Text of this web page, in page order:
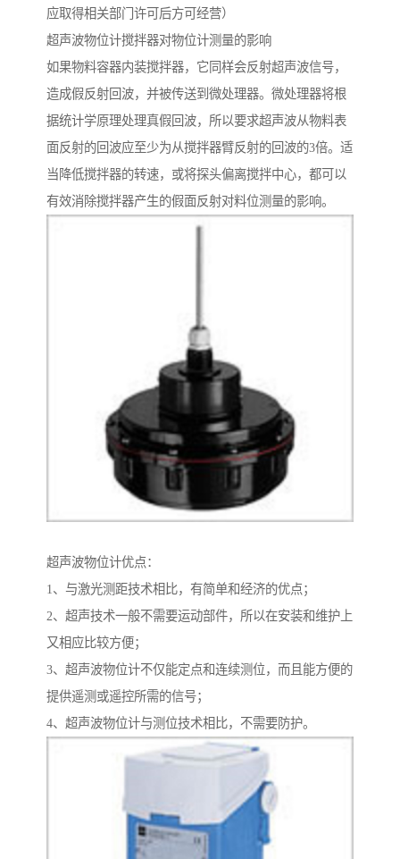
应取得相关部门许可后方可经营）
超声波物位计搅拌器对物位计测量的影响
如果物料容器内装搅拌器，它同样会反射超声波信号，
造成假反射回波，并被传送到微处理器。微处理器将根
据统计学原理处理真假回波，所以要求超声波从物料表
面反射的回波应至少为从搅拌器臂反射的回波的3倍。适
当降低搅拌器的转速，或将探头偏离搅拌中心，都可以
有效消除搅拌器产生的假面反射对料位测量的影响。
超声波物位计优点：
1、与激光测距技术相比，有简单和经济的优点；
2、超声技术一般不需要运动部件，所以在安装和维护上
又相应比较方便；
3、超声波物位计不仅能定点和连续测位，而且能方便的
提供遥测或遥控所需的信号；
4、超声波物位计与测位技术相比，不需要防护。